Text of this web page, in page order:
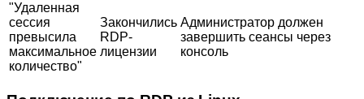
"Удаленная
сессия
превысила
максимальное
количество"
Закончились
RDP-
лицензии
Администратор должен
завершить сеансы через
консоль